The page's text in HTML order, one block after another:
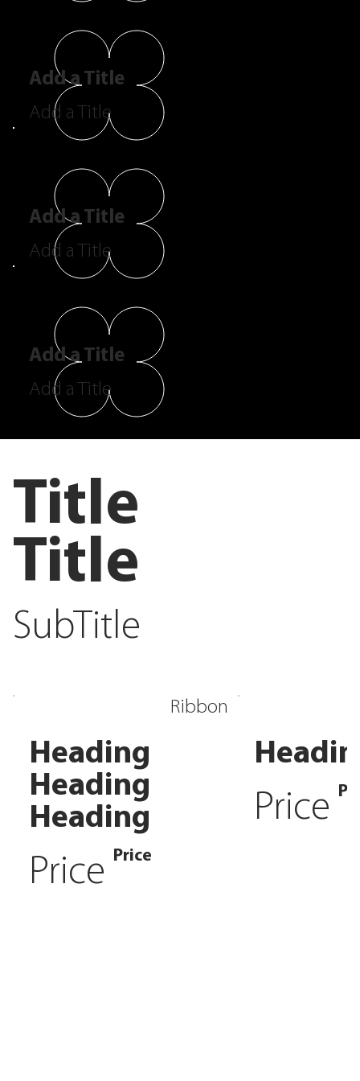
Add a Title
Add a Title
Add a Title
Add a Title
Add a Title
Add a Title
Title
Title
SubTitle
Ribbon
Heading
Heading
Heading
Price Price
Price